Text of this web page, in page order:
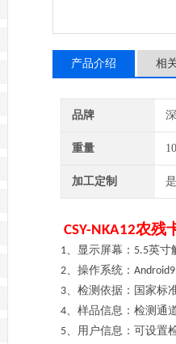
产品介绍 相
品牌
重量
加工定制 是
CSY-NKA12农残
1、显示屏幕： 5.5英寸
2、操作系统：
3、检测依据：国家标
4、样品信息：检测通
5、用户信息：可设置